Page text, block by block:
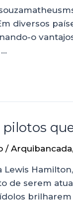
diversos
o
pilotos
/ Arquibancada,
de serem